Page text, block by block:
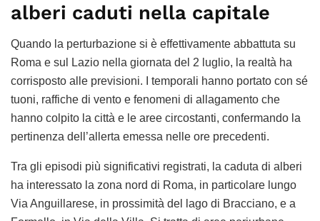
alberi caduti nella capitale
Quando la perturbazione si è effettivamente abbattuta su
Roma e sul Lazio nella giornata del 2 luglio, la realtà ha
corrisposto alle previsioni. I temporali hanno portato con sé
tuoni, raffiche di vento e fenomeni di allagamento che
hanno colpito la città e le aree circostanti, confermando la
pertinenza dell’allerta emessa nelle ore precedenti.
Tra gli episodi più significativi registrati, la caduta di alberi
ha interessato la zona nord di Roma, in particolare lungo
Via Anguillarese, in prossimità del lago di Bracciano, e a